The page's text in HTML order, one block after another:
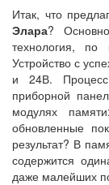
Итак, что
Элара?
технология, по
Устройство с
и 24В. Процесс
приборной
модулях
обновленные
результат? В
содержится
даже малейших